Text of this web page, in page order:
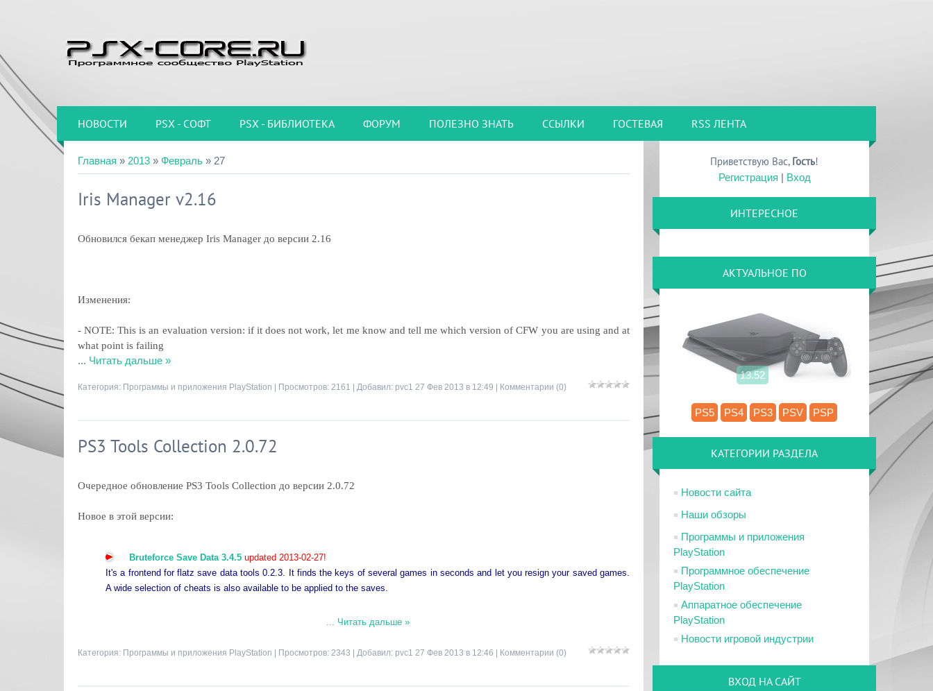
НОВОСТИ PSX - СОФТ PSX - БИБЛИОТЕКА ФОРУМ ПОЛЕЗНО ЗНАТЬ ССЫЛКИ ГОСТЕВАЯ RSS ЛЕНТА
Главная » 2013 » Февраль » 27
Iris Manager v2.16
Обновился бекап менеджер Iris Manager до версии 2.16
Изменения:
- NOTE: This is an evaluation version: if it does not work, let me know and tell me which version of CFW you are using and at
what point is failing
... Читать дальше »
Категория: Программы и приложения PlayStation | Просмотров: 2161 | Добавил: pvc1 27 Фев 2013 в 12:49 | Комментарии (0)
PS3 Tools Collection 2.0.72
Очередное обновление PS3 Tools Collection до версии 2.0.72
Новое в этой версии:
Bruteforce Save Data 3.4.5 updated 2013-02-27!
It's a frontend for flatz save data tools 0.2.3. It finds the keys of several games in seconds and let you resign your saved games.
A wide selection of cheats is also available to be applied to the saves.
... Читать дальше »
Категория: Программы и приложения PlayStation | Просмотров: 2343 | Добавил: pvc1 27 Фев 2013 в 12:46 | Комментарии (0)
Приветствую Вас, Гость!
Регистрация | Вход
ИНТЕРЕСНОЕ
АКТУАЛЬНОЕ ПО
PS5 PS4 PS3 PSV PSP
КАТЕГОРИИ РАЗДЕЛА
Новости сайта
Наши обзоры
Программы и приложения
PlayStation
Программное обеспечение
PlayStation
Аппаратное обеспечение
PlayStation
Новости игровой индустрии
ВХОД НА САЙТ